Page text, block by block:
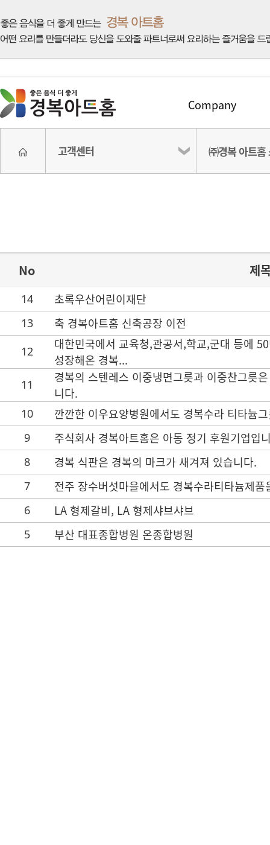
Company
고객센터 ㈜경복 아트홈
No 제
14 초록우산어린이재단
13 축 경복아트홈 신축공장 이전
12
대한민국에서 교육청,관공서,학교,군대 등에
성장해온 경복...
11
경복의 스텐레스 이중냉면그릇과 이중찬그릇
니다.
10 깐깐한 이우요양병원에서도 경복수라 티타늄
9 주식회사 경복아트홈은 아동 정기 후원기업입
8 경복 식판은 경복의 마크가 새겨져 있습니다.
7 전주 장수버섯마을에서도 경복수라티타늄제
6 LA 형제갈비, LA 형제샤브샤브
5 부산 대표종합병원 온종합병원